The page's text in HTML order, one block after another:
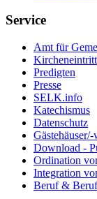
Service
Amt für
Kircheneintritt
Predigten
Presse
SELK.info
Katechismus
Datenschutz
Download -
Ordination
Integration
Beruf &